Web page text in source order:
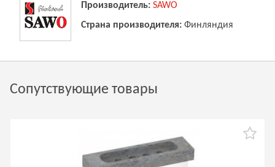
Производитель: SAWO
Страна производителя: Финляндия
Сопутствующие товары